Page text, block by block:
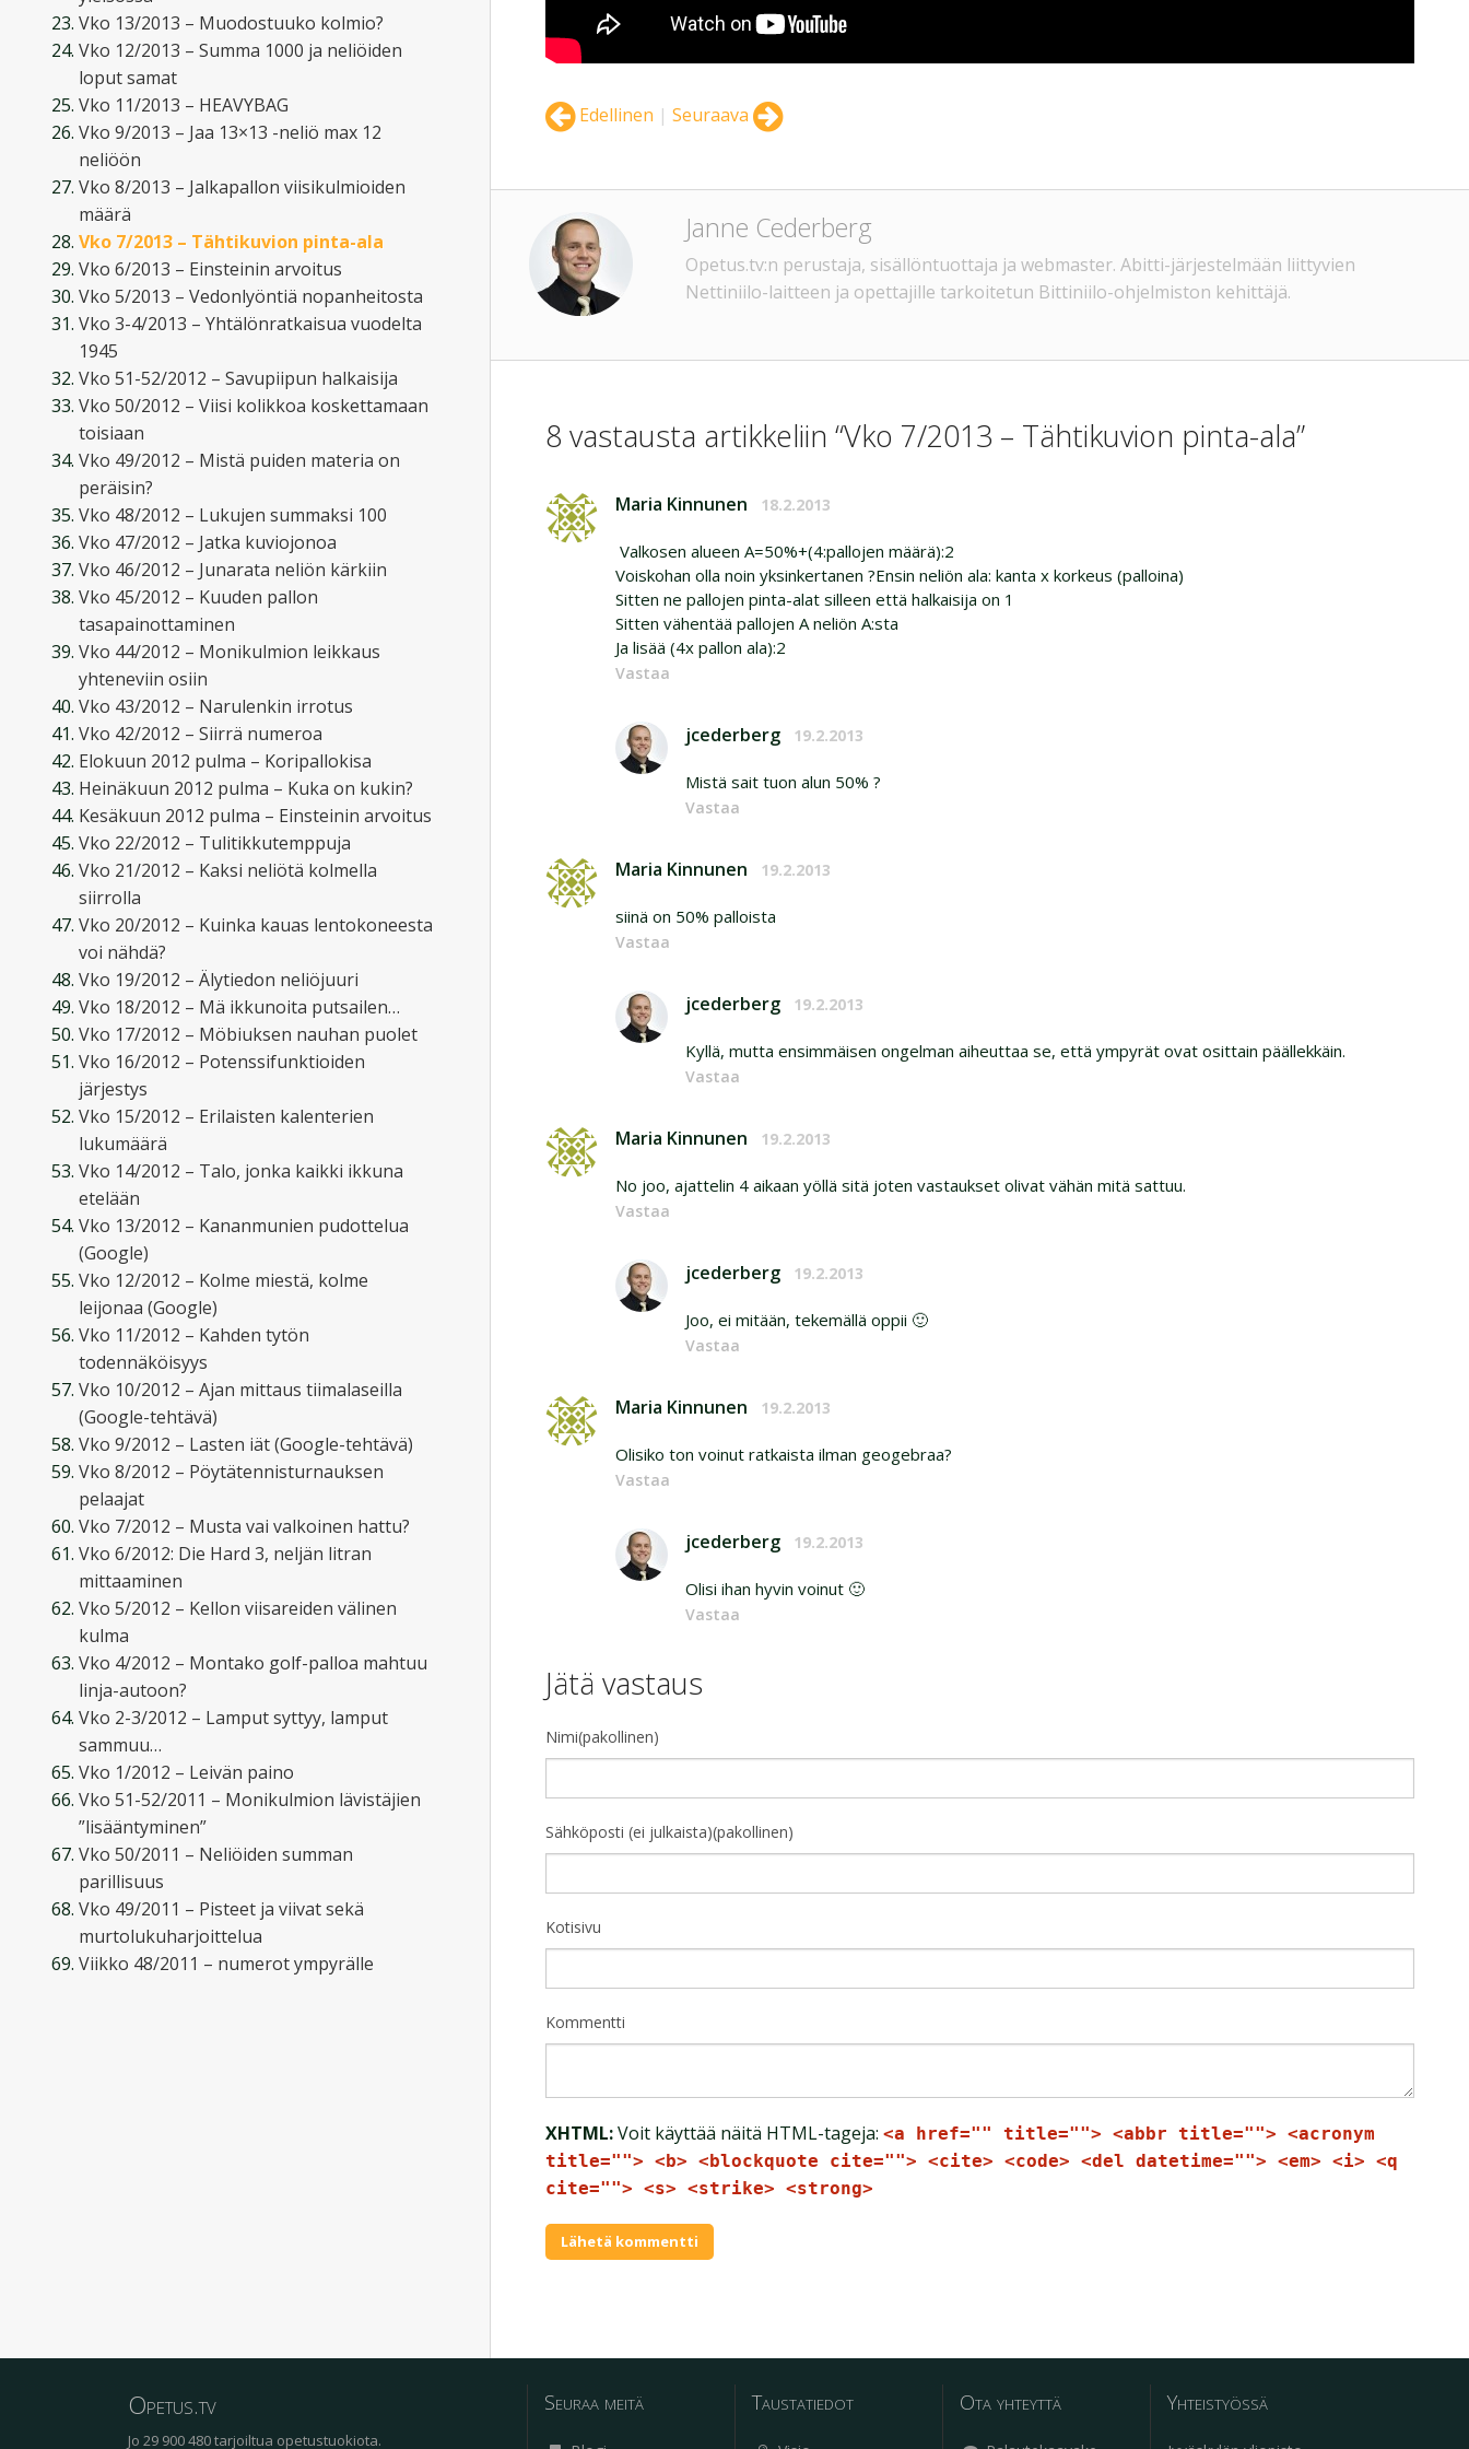
Edellinen | Seuraava
Janne Cederberg
Opetus.tv:n perustaja, sisällöntuottaja ja webmaster. Abitti-järjestelmään liittyvien
Nettiniilo-laitteen ja opettajille tarkoitetun Bittiniilo-ohjelmiston kehittäjä.
8 vastausta artikkeliin “Vko 7/2013 – Tähtikuvion pinta-ala”
Maria Kinnunen 18.2.2013
Valkosen alueen A=50%+(4:pallojen määrä):2
Voiskohan olla noin yksinkertanen ?Ensin neliön ala: kanta x korkeus (palloina)
Sitten ne pallojen pinta-alat silleen että halkaisija on 1
Sitten vähentää pallojen A neliön A:sta
Ja lisää (4x pallon ala):2
Vastaa
jcederberg 19.2.2013
Mistä sait tuon alun 50% ?
Vastaa
Maria Kinnunen 19.2.2013
siinä on 50% palloista
Vastaa
jcederberg 19.2.2013
Kyllä, mutta ensimmäisen ongelman aiheuttaa se, että ympyrät ovat osittain päällekkäin.
Vastaa
Maria Kinnunen 19.2.2013
No joo, ajattelin 4 aikaan yöllä sitä joten vastaukset olivat vähän mitä sattuu.
Vastaa
jcederberg 19.2.2013
Joo, ei mitään, tekemällä oppii 🙂
Vastaa
Maria Kinnunen 19.2.2013
Olisiko ton voinut ratkaista ilman geogebraa?
Vastaa
jcederberg 19.2.2013
Olisi ihan hyvin voinut 🙂
Vastaa
Jätä vastaus
Nimi(pakollinen)
Sähköposti (ei julkaista)(pakollinen)
Kotisivu
Kommentti
XHTML:Voit käyttää näitä HTML-tageja: <a href="" title=""> <abbr title=""> <acronym
title=""> <b> <blockquote cite=""> <cite> <code> <del datetime=""> <em> <i> <q
cite=""> <s> <strike> <strong>
Vko 13/2013 – Muodostuuko kolmio?
Vko 12/2013 – Summa 1000 ja neliöiden
loput samat
Vko 11/2013 – HEAVYBAG
Vko 9/2013 – Jaa 13×13 -neliö max 12
neliöön
Vko 8/2013 – Jalkapallon viisikulmioiden
määrä
Vko 7/2013 – Tähtikuvion pinta-ala
Vko 6/2013 – Einsteinin arvoitus
Vko 5/2013 – Vedonlyöntiä nopanheitosta
Vko 3-4/2013 – Yhtälönratkaisua vuodelta
1945
Vko 51-52/2012 – Savupiipun halkaisija
Vko 50/2012 – Viisi kolikkoa koskettamaan
toisiaan
Vko 49/2012 – Mistä puiden materia on
peräisin?
Vko 48/2012 – Lukujen summaksi 100
Vko 47/2012 – Jatka kuviojonoa
Vko 46/2012 – Junarata neliön kärkiin
Vko 45/2012 – Kuuden pallon
tasapainottaminen
Vko 44/2012 – Monikulmion leikkaus
yhteneviin osiin
Vko 43/2012 – Narulenkin irrotus
Vko 42/2012 – Siirrä numeroa
Elokuun 2012 pulma – Koripallokisa
Heinäkuun 2012 pulma – Kuka on kukin?
Kesäkuun 2012 pulma – Einsteinin arvoitus
Vko 22/2012 – Tulitikkutemppuja
Vko 21/2012 – Kaksi neliötä kolmella
siirrolla
Vko 20/2012 – Kuinka kauas lentokoneesta
voi nähdä?
Vko 19/2012 – Älytiedon neliöjuuri
Vko 18/2012 – Mä ikkunoita putsailen…
Vko 17/2012 – Möbiuksen nauhan puolet
Vko 16/2012 – Potenssifunktioiden
järjestys
Vko 15/2012 – Erilaisten kalenterien
lukumäärä
Vko 14/2012 – Talo, jonka kaikki ikkuna
etelään
Vko 13/2012 – Kananmunien pudottelua
(Google)
Vko 12/2012 – Kolme miestä, kolme
leijonaa (Google)
Vko 11/2012 – Kahden tytön
todennäköisyys
Vko 10/2012 – Ajan mittaus tiimalaseilla
(Google-tehtävä)
Vko 9/2012 – Lasten iät (Google-tehtävä)
Vko 8/2012 – Pöytätennisturnauksen
pelaajat
Vko 7/2012 – Musta vai valkoinen hattu?
Vko 6/2012: Die Hard 3, neljän litran
mittaaminen
Vko 5/2012 – Kellon viisareiden välinen
kulma
Vko 4/2012 – Montako golf-palloa mahtuu
linja-autoon?
Vko 2-3/2012 – Lamput syttyy, lamput
sammuu…
Vko 1/2012 – Leivän paino
Vko 51-52/2011 – Monikulmion lävistäjien
”lisääntyminen”
Vko 50/2011 – Neliöiden summan
parillisuus
Vko 49/2011 – Pisteet ja viivat sekä
murtolukuharjoittelua
Viikko 48/2011 – numerot ympyrälle
Opetus.tv
Jo 29 900 480 tarjoiltua opetustuokiota.
Seuraa meitä Taustatiedot Ota yhteyttä Yhteistyössä